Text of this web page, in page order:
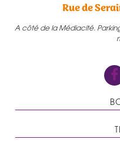
Rue de
A côté de la Médiacité.